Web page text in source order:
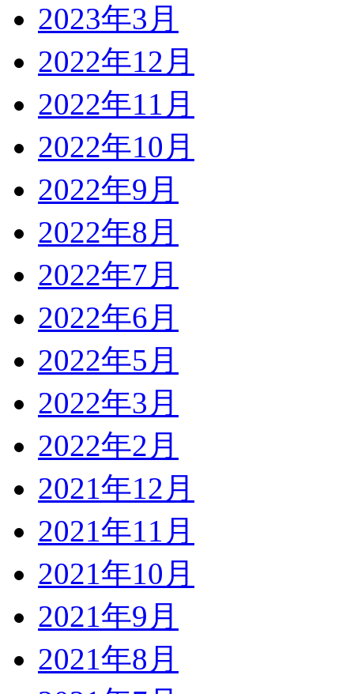
2023年3月
2022年12月
2022年11月
2022年10月
2022年9月
2022年8月
2022年7月
2022年6月
2022年5月
2022年3月
2022年2月
2021年12月
2021年11月
2021年10月
2021年9月
2021年8月